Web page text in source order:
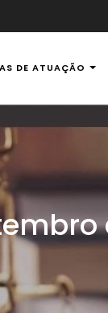
DE ATUAÇÃO